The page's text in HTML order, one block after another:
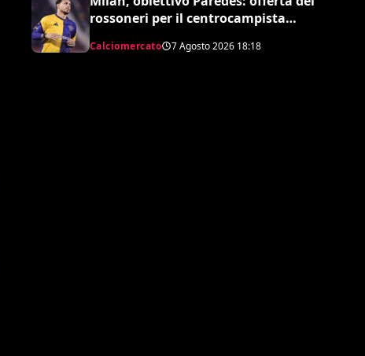
rossoneri per il centrocampista
argentino
Calciomercato 7 Agosto 2026 18:18